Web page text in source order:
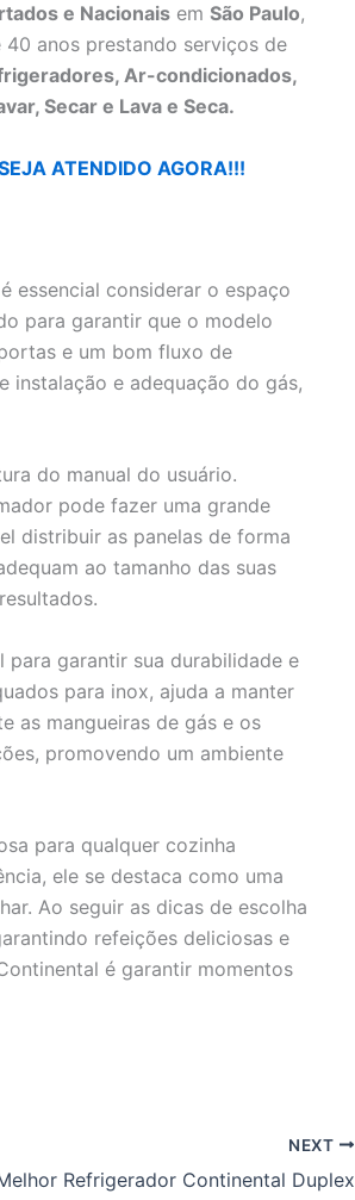
e Nacionais em São Paulo,
anos prestando serviços de
Ar-condicionados,
Secar e Lava e Seca.
ATENDIDO AGORA!!!
essencial considerar o espaço
para garantir que o modelo
e um bom fluxo de
instalação e adequação do gás,
do manual do usuário.
pode fazer uma grande
distribuir as panelas de forma
ao tamanho das suas
para garantir sua durabilidade e
para inox, ajuda a manter
as mangueiras de gás e os
promovendo um ambiente
para qualquer cozinha
ele se destaca como uma
Ao seguir as dicas de escolha
refeições deliciosas e
é garantir momentos
NEXT
Refrigerador Continental Duplex